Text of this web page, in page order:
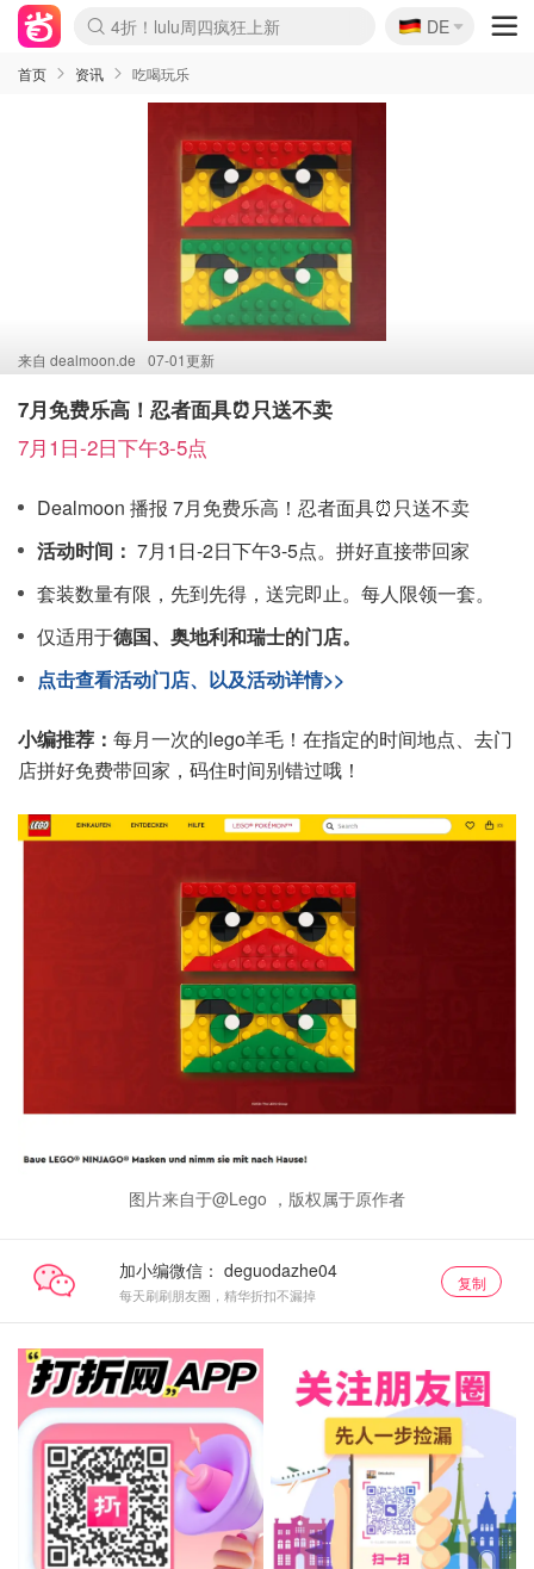
Boticinal 夏促开抢！
4折！lulu周四疯狂上新
还没结束！&OtherStories大促
Joybuy变相75折 随时失效
速领！Stanley独家85折
疑似霸哥！Camper额外叠85折
Zalando 奥莱闪促！每日更新
Moncler反季囤！5折起+叠9折
Coach Brooklyn仅€192
🇩🇪
DE
首页 资讯 吃喝玩乐
来自 dealmoon.de 07-01更新
7月免费乐高！忍者面具⏰只送不卖
7月1日-2日下午3-5点
Dealmoon 播报 7月免费乐高！忍者面具⏰只送不卖
活动时间： 7月1日-2日下午3-5点。拼好直接带回家
套装数量有限，先到先得，送完即止。每人限领一套。
仅适用于德国、奥地利和瑞士的门店。
点击查看活动门店、以及活动详情>>
小编推荐： 每月一次的lego羊毛！在指定的时间地点、去门
店拼好免费带回家，码住时间别错过哦！
图片来自于@Lego ，版权属于原作者
加小编微信：
每天刷刷朋友圈，精华折扣不漏掉
复制